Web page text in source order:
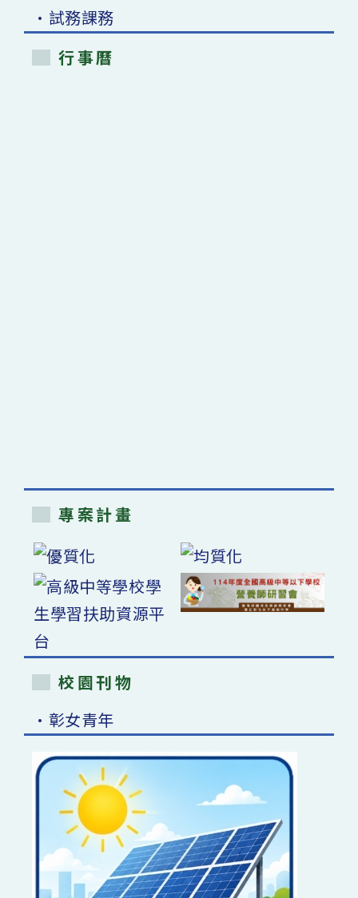
•試務課務
行事曆
專案計畫
校園刊物
•彰女青年